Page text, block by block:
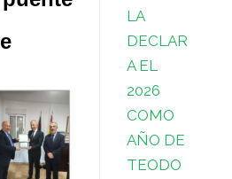
LA
DECLAR
A EL
2026
COMO
AÑO DE
TEODO